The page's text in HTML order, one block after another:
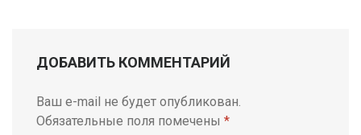
ДОБАВИТЬ КОММЕНТАРИЙ
Ваш e-mail не будет опубликован.
Обязательные поля помечены *